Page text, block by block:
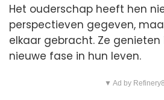
Het ouderschap heeft hen
perspectieven gegeven,
elkaar gebracht. Ze
nieuwe fase in hun leven.
▼ Ad by